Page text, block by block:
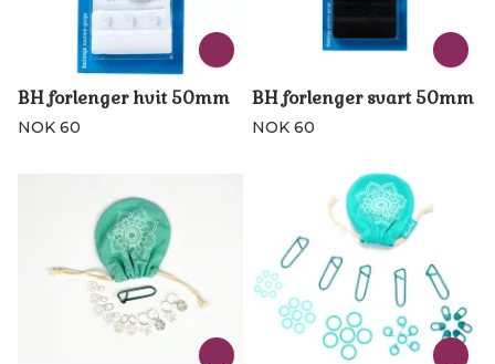
BH forlenger hvit 50mm
NOK 60
BH forlenger svart 50mm
NOK 60